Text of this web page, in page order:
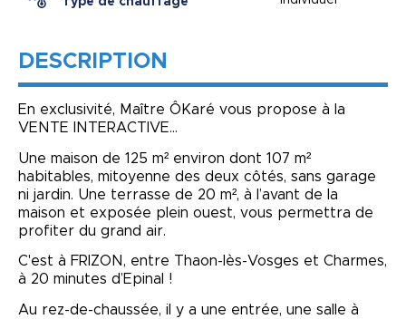
DESCRIPTION
En exclusivité, Maître ÔKaré vous propose à la
VENTE INTERACTIVE…
Une maison de 125 m² environ dont 107 m²
habitables, mitoyenne des deux côtés, sans garage
ni jardin. Une terrasse de 20 m², à l’avant de la
maison et exposée plein ouest, vous permettra de
profiter du grand air.
C'est à FRIZON, entre Thaon-lès-Vosges et Charmes,
à 20 minutes d’Epinal !
Au rez-de-chaussée, il y a une entrée, une salle à